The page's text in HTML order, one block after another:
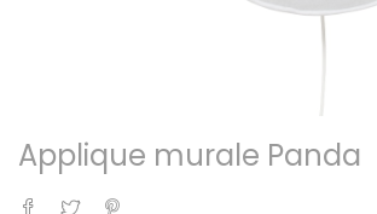
Applique murale Panda
Partager
Tweet